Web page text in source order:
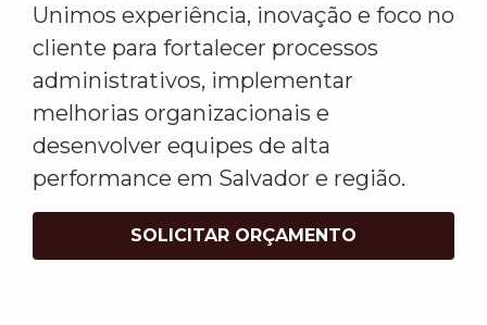
Unimos experiência, inovação e foco no
cliente para fortalecer processos
administrativos, implementar
melhorias organizacionais e
desenvolver equipes de alta
performance em Salvador e região.
SOLICITAR ORÇAMENTO